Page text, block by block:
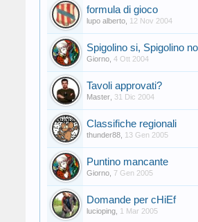
formula di gioco
lupo alberto 12 Nov 2004
Spigolino si, Spigolino
Giorno 4 Ott 2004
Tavoli approvati?
Master 31 Dic 2004
Classifiche regionali
thunder88 13 Gen 2005
Puntino mancante
Giorno 7 Gen 2005
Domande per cHiEf
lucioping 1 Mar 2005